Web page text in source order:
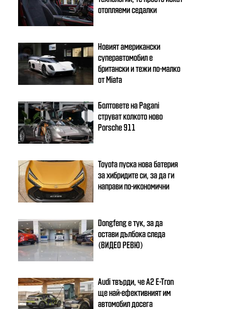
отопляеми седалки
Новият американски
суперавтомобил е
британски и тежи по-малко
от Miata
Болтовете на Pagani
струват колкото ново
Porsche 911
Toyota пуска нова батерия
за хибридите си, за да ги
направи по-икономични
Dongfeng e тук, за да
остави дълбока следа
(ВИДЕО РЕВЮ)
Audi твърди, че A2 E-Tron
ще най-ефективният им
автомобил досега